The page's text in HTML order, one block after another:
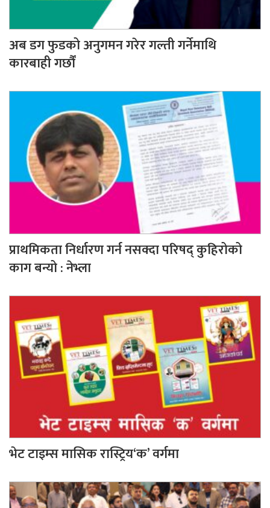
अब डग फुडको अनुगमन गरेर गल्ती गर्नेमाथि
कारबाही गर्छौं
प्राथमिकता निर्धारण गर्न नसक्दा परिषद् कुहिरोको
काग बन्यो : नेभ्ला
भेट टाइम्स मासिक रास्ट्रिय‘क’ वर्गमा